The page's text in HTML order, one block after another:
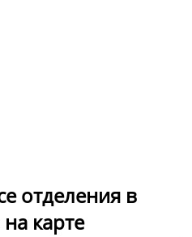
отделения в
карте